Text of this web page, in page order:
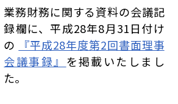
業務財務に関する資料の会議記
録欄に、平成28年8月31日付け
の
『平成28年度第2回書面理事
会議事録』 を掲載いたしまし
た。